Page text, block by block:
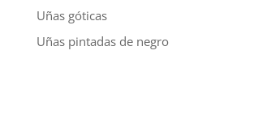
Uñas góticas
Uñas pintadas de negro